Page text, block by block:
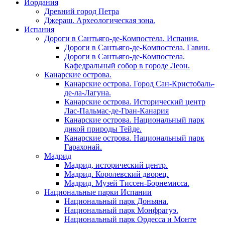
Иордания
Древний город Петра
Джераш. Археологическая зона.
Испания
Дороги в Сантьяго-де-Компостела. Испания.
Дороги в Сантьяго-де-Компостела. Гавин.
Дороги в Сантьяго-де-Компостела.
Кафедральный собор в городе Леон.
Канарские острова.
Канарские острова. Город Сан-Кристобаль-
де-ла-Лагуна.
Канарские острова. Исторический центр
Лас-Пальмас-де-Гран-Канария
Канарские острова. Национальный парк
дикой природы Тейде.
Канарские острова. Национальный парк
Гарахонай.
Мадрид
Мадрид, исторический центр.
Мадрид. Королевский дворец.
Мадрид. Музей Тиссен-Борнемисса.
Национальные парки Испании
Национальный парк Доньяна.
Национальный парк Монфрагуэ.
Национальный парк Ордесса и Монте